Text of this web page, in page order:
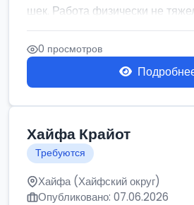
шек. Работа физически не
0 просмотров
Хайфа Крайот
Требуются
Хайфа (Хайфский округ)
Опубликовано: 07.06.2026